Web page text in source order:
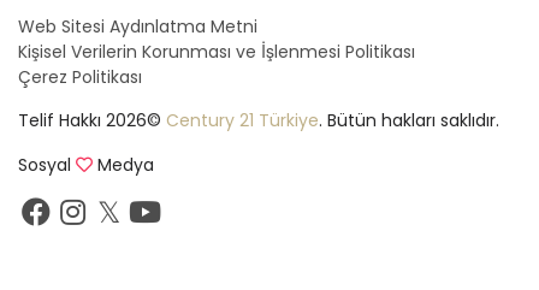
Web Sitesi Aydınlatma Metni
Kişisel Verilerin Korunması ve İşlenmesi Politikası
Çerez Politikası
Telif Hakkı 2026© Century 21 Türkiye. Bütün hakları saklıdır.
Sosyal
Medya